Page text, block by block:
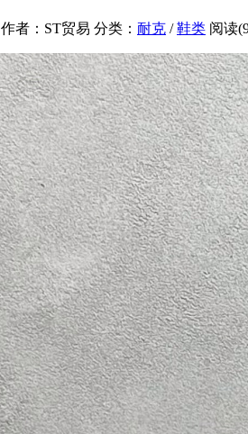
作者：ST贸易 分类： 耐克 /鞋类 阅读